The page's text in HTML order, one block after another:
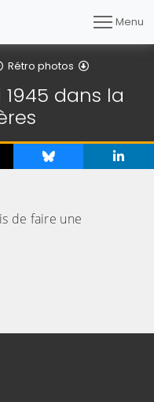
Menu
Rétro photos
dans la
de faire une